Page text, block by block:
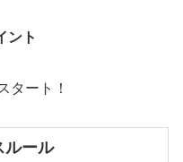
ント
タート！
ルール